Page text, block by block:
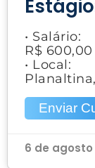
• Salário:
R$ 600,00
• Local:
Enviar
6 de agosto